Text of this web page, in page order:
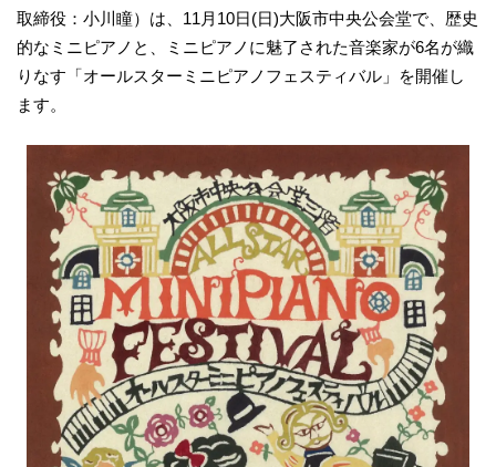
取締役：小川瞳）は、11月10日(日)大阪市中央公会堂で、歴史
的なミニピアノと、ミニピアノに魅了された音楽家が6名が織
りなす「オールスターミニピアノフェスティバル」を開催し
ます。